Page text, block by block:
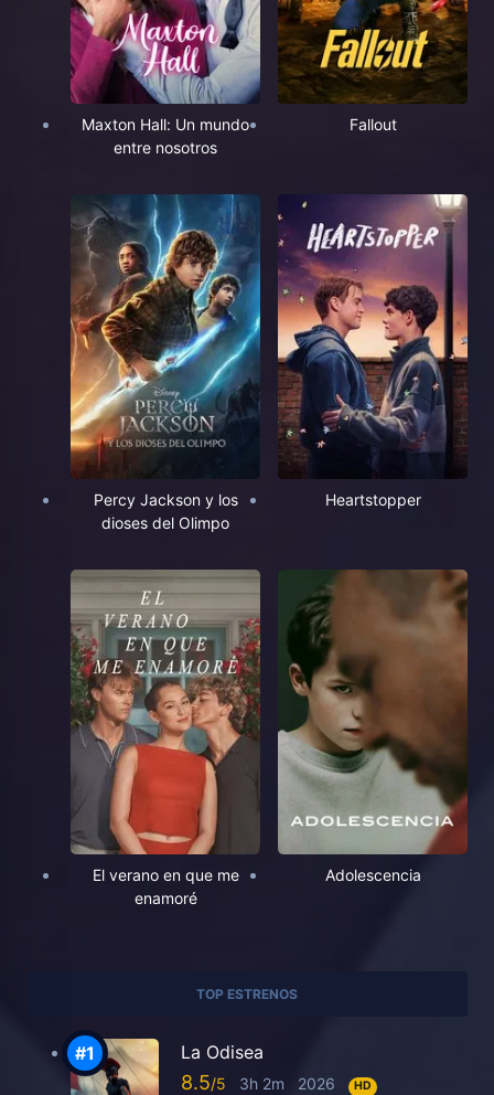
Maxton Hall: Un mundo
entre nosotros
Fallout
Percy Jackson y los
dioses del Olimpo
Heartstopper
El verano en que me
enamoré
Adolescencia
TOP ESTRENOS
La Odisea
8.5 3h 2m 2026 HD